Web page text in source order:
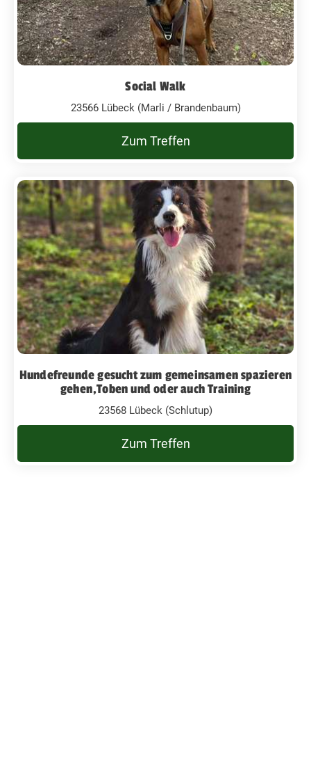
Social Walk
23566 Lübeck (Marli / Brandenbaum)
Zum Treffen
Hundefreunde gesucht zum gemeinsamen spazieren
gehen,Toben und oder auch Training
23568 Lübeck (Schlutup)
Zum Treffen